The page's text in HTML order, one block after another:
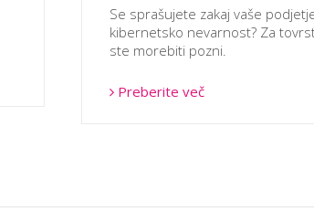
Se sprašujete zakaj vaše
kibernetsko nevarnost? Za
ste morebiti pozni.
Preberite več